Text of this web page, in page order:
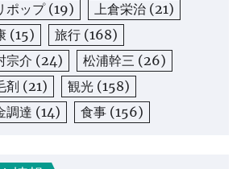
ポップ(19) 上倉栄治 (21)
(15) 旅行 (168)
宗介 (24) 松浦幹三 (26)
剤 (21) 観光 (158)
調達 (14) 食事 (156)